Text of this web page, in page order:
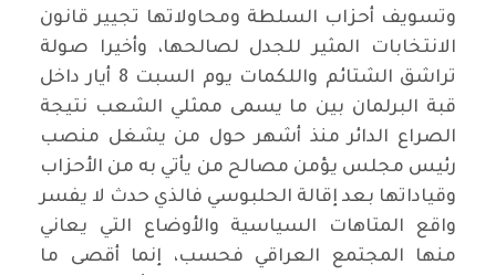
وتسويف أحزاب السلطة ومحاولاتها تجيير قانون
الانتخابات المثير للجدل لصالحها، وأخيرا صولة
تراشق الشتائم واللكمات يوم السبت 8 أيار داخل
قبة البرلمان بين ما يسمى ممثلي الشعب نتيجة
الصراع الدائر منذ أشهر حول من يشغل منصب
رئيس مجلس يؤمن مصالح من يأتي به من الأحزاب
وقياداتها بعد إقالة الحلبوسي فالذي حدث لا يفسر
واقع المتاهات السياسية والأوضاع التي يعاني
منها المجتمع العراقي فحسب، إنما أقصى ما